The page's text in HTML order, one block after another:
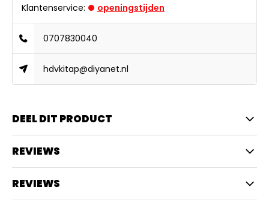
Klantenservice: openingstijden
0707830040
hdvkitap@diyanet.nl
DEEL DIT PRODUCT
REVIEWS
REVIEWS